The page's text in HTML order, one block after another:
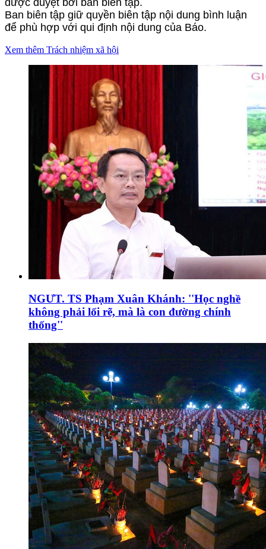
Ban biên tập giữ quyền biên tập nội dung bình luận
để phù hợp với qui định nội dung của Báo.
Xem thêm Trách nhiệm xã hội
NGƯT. TS Phạm Xuân Khánh: ''Học nghề
không phải lối rẽ, mà là con đường chính
thống''